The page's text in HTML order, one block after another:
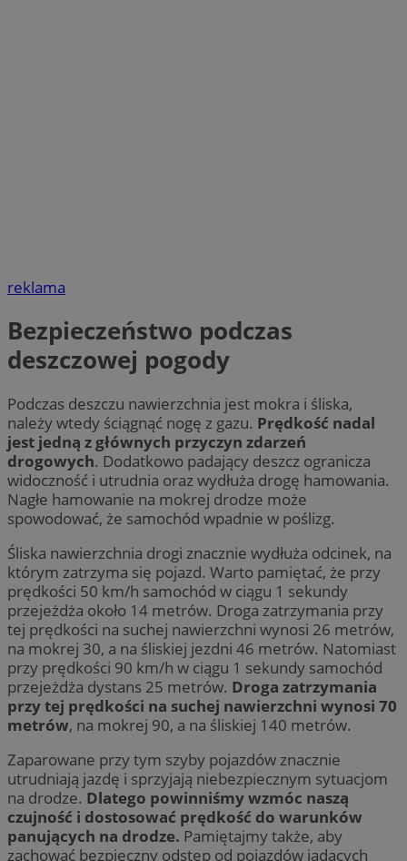
reklama
Bezpieczeństwo podczas
deszczowej pogody
Podczas deszczu nawierzchnia jest mokra i śliska,
należy wtedy ściągnąć nogę z gazu. Prędkość nadal
jest jedną z głównych przyczyn zdarzeń
drogowych. Dodatkowo padający deszcz ogranicza
widoczność i utrudnia oraz wydłuża drogę hamowania.
Nagłe hamowanie na mokrej drodze może
spowodować, że samochód wpadnie w poślizg.
Śliska nawierzchnia drogi znacznie wydłuża odcinek, na
którym zatrzyma się pojazd. Warto pamiętać, że przy
prędkości 50 km/h samochód w ciągu 1 sekundy
przejeżdża około 14 metrów. Droga zatrzymania przy
tej prędkości na suchej nawierzchni wynosi 26 metrów,
na mokrej 30, a na śliskiej jezdni 46 metrów. Natomiast
przy prędkości 90 km/h w ciągu 1 sekundy samochód
przejeżdża dystans 25 metrów. Droga zatrzymania
przy tej prędkości na suchej nawierzchni wynosi 70
metrów, na mokrej 90, a na śliskiej 140 metrów.
Zaparowane przy tym szyby pojazdów znacznie
utrudniają jazdę i sprzyjają niebezpiecznym sytuacjom
na drodze. Dlatego powinniśmy wzmóc naszą
czujność i dostosować prędkość do warunków
panujących na drodze. Pamiętajmy także, aby
zachować bezpieczny odstęp od pojazdów jadących